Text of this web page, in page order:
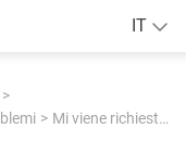
IT
Mi viene richiesta una PSK (chiave precondivisa o Pre-shared key)